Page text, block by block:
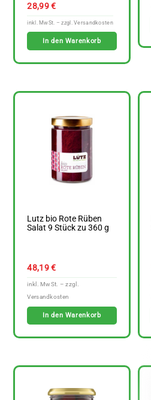
32,19 €
28,99€
Preis
ist:
28,99 €.
In den Warenkorb
Lutz bio Rote Rüben
Salat 9 Stück zu 360 g
48,19€
In den Warenkorb